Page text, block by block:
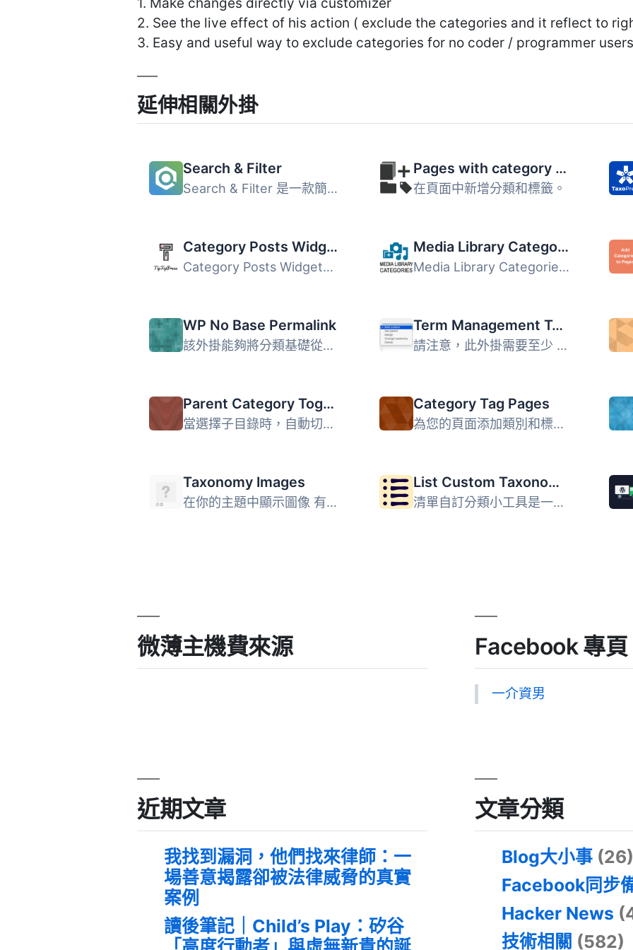
2. See the live effect of his action ( exclude the categories and it reflect to
3. Easy and useful way to exclude categories for no coder / programmer
延伸相關外掛
Search & Filter
Search & Filter 是一款簡單的 WordPress 搜尋和篩選外掛...
Pages with category and tag
在頁面中新增分類和標籤。
Category Posts Widget
Category Posts Widget是一個輕巧的小工具，設計用於一件事並...
Media Library Categories
Media Library Categories 外掛讓使用者能在 WordPress 媒體...
WP No Base Permalink
該外掛能夠將分類基礎從您的分類永久連結中移除 (可選)。默認...
Term Management Tools
請注意，此外掛需要至少 PHP 7.1。 如果您需要重新組織標籤和...
Parent Category Toggler
當選擇子目錄時，自動切換到父目錄。 1.3.4 相容更新 WordPr...
Category Tag Pages
為您的頁面添加類別和標籤功能。 此外掛會添加「post_tag」和...
Taxonomy Images
在你的主題中顯示圖像 有一些過濾器可以在你的主題中使用，來...
List Custom Taxonomy Widget
清單自訂分類小工具是一種快速且簡單的方式，可以顯示自訂分...
微薄主機費來源 Facebook 專頁
一介資男
近期文章
我找到漏洞，他們找來律師：一
場善意揭露卻被法律威脅的真實
案例
讀後筆記｜Child’s Play：矽谷
文章分類
Blog大小事 (26)
Facebook同步
Hacker News
技術相關 (582)